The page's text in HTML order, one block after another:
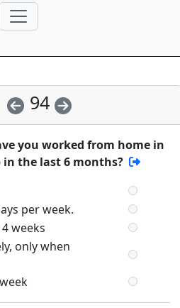
94
you worked from home in
the last 6 months?
per week.
weeks
only when